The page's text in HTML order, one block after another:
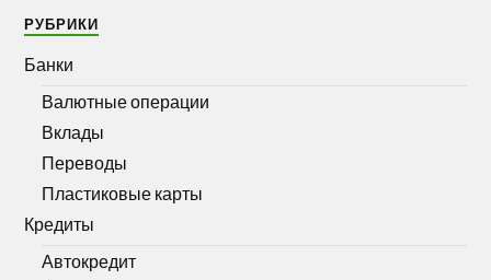
РУБРИКИ
Банки
Валютные операции
Вклады
Переводы
Пластиковые карты
Кредиты
Автокредит